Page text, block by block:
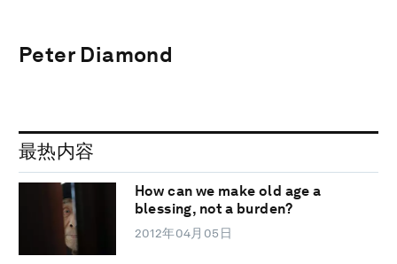
Peter Diamond
最热内容
How can we make old age a
blessing, not a burden?
2012年04月05日